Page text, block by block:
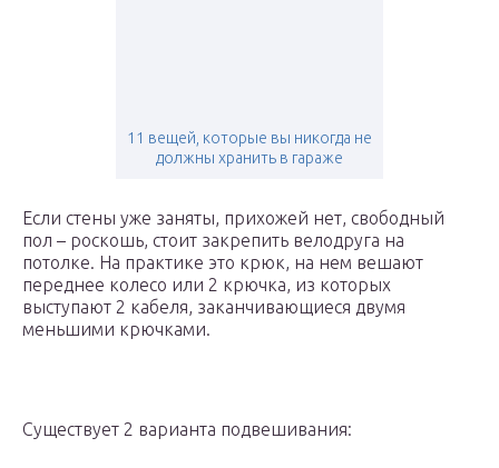
11 вещей, которые вы никогда не
должны хранить в гараже
Если стены уже заняты, прихожей нет, свободный
пол – роскошь, стоит закрепить велодруга на
потолке. На практике это крюк, на нем вешают
переднее колесо или 2 крючка, из которых
выступают 2 кабеля, заканчивающиеся двумя
меньшими крючками.
Существует 2 варианта подвешивания: